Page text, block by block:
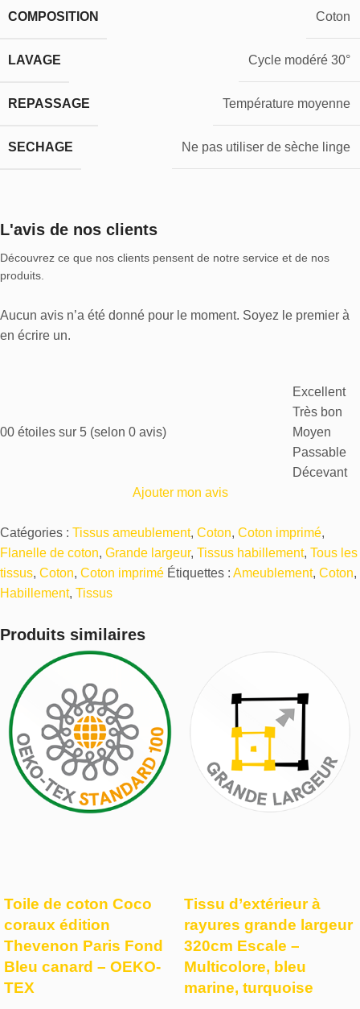
COMPOSITION Coton
LAVAGE Cycle modéré 30°
REPASSAGE Température moyenne
SECHAGE Ne pas utiliser de sèche linge
L'avis de nos clients
Découvrez ce que nos clients pensent de notre service et de nos
produits.
Aucun avis n’a été donné pour le moment. Soyez le premier à
en écrire un.
00 étoiles sur 5 (selon 0 avis)
Excellent
Très bon
Moyen
Passable
Décevant
Ajouter mon avis
Catégories : Tissus ameublement, Coton, Coton imprimé,
Flanelle de coton, Grande largeur, Tissus habillement, Tous les
tissus, Coton, Coton imprimé Étiquettes : Ameublement, Coton,
Habillement, Tissus
Produits similaires
Toile de coton Coco
coraux édition
Thevenon Paris Fond
Bleu canard – OEKO-
TEX
Tissu d’extérieur à
rayures grande largeur
320cm Escale –
Multicolore, bleu
marine, turquoise